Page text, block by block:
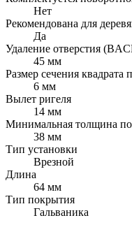
Нет
Рекомендована для
Да
Удаление отверстия
45 мм
Размер сечения квадрата
6 мм
Вылет ригеля
14 мм
Минимальная толщина
38 мм
Тип установки
Врезной
Длина
64 мм
Тип покрытия
Гальваника